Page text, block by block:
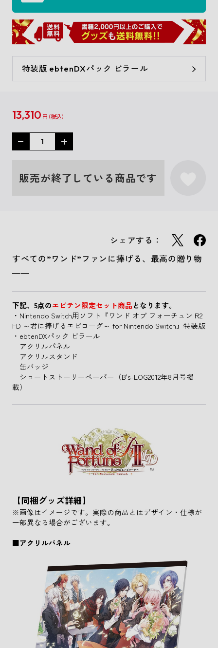
特装版 ebtenDXパック ビラール
13,310 円
販売が終了している商品です
シェアする：
すべての”ワンド”ファンに捧げる、最高の贈り物
――
下記、5点のエビテン限定セット商品となります。
・Nintendo Switch用ソフト『ワンド オブ フォーチュン R2
FD ～君に捧げるエピローグ～ for Nintendo Switch』特装版
・ebtenDXパック ビラール
アクリルパネル
アクリルスタンド
缶バッジ
ショートストーリーペーパー（B's-LOG2012年8月号掲
載）
【同梱グッズ詳細】
※画像はイメージです。実際の商品とはデザイン・仕様が
一部異なる場合がございます。
■アクリルパネル